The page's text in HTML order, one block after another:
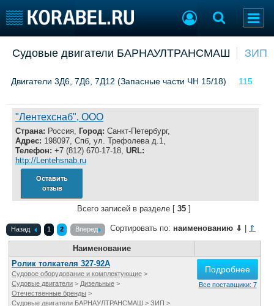
Пульс
Компании
Репутация
Работа
Крюинг
Журнал
Реклама
Доска объявлений
Оборудование
Изделия
Материалы
Услуги
Конференции
Выставки и семинары
Словарь
Все службы
Судовые двигатели БАРНАУЛТРАНСМАШ ЗИП
Двигатели 3Д6, 7Д6, 7Д12 (Запасные части ЧН 15/18) 115
"Лентехснаб", ООО
Страна: Россия, Город: Санкт-Петербург,
Адрес: 198097, Спб, ул. Трефолева д.1,
Телефон: +7 (812) 670-17-18, URL:
http://Lentehsnab.ru
Оставить
отзыв
Всего записей в разделе [ 35 ]
Назад 1 2 Вперед Сортировать по: наименованию ⇓ ⇑
Наименование
Ролик толкателя 327-92А
Судовое оборудование и комплектующие >
Судовые двигатели > Дизельные >
Отечественные бренды >
Судовые двигатели БАРНАУЛТРАНСМАШ > ЗИП >
Подробнее
Все поставщики: 7